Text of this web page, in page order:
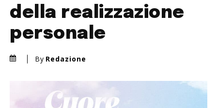
della realizzazione
personale
By Redazione